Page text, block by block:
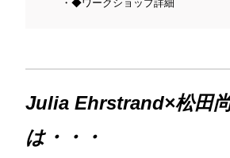
◆ワークショップ詳細
Julia Ehrstrand×松田
は・・・